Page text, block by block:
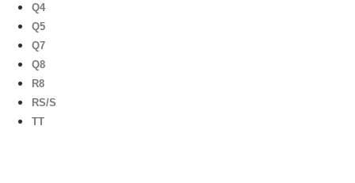
Q4
Q5
Q7
Q8
R8
RS/S
TT